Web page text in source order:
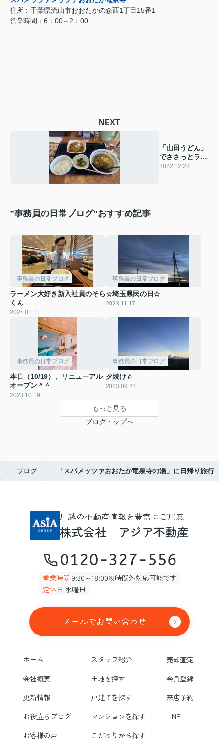
住所：千葉県流山市おおたかの森西1丁目15番1
営業時間：6：00～2：00
NEXT
「山田うどん」
でささっとラン
チ ※2023年1
2022.12.23
”事務員の日常ブログ”おすすめ記事
事務員の日常ブログ
ラーメン大好き新入社員のそら
くん
2024.01.11
事務員の日常ブログ
☆埼玉県民の日☆
2023.11.17
事務員の日常ブログ
本日（10/19）、リニューアル
オープン＾＾
2023.10.19
事務員の日常ブログ
夕焼け☆
2023.09.22
もっと見る
ブログトップへ
ブログ 「スパメッツァおおたか竜泉寺の湯」に日帰り旅行
川越の不動産情報を豊富にご用意
株式会社 アジア不動産
0120-327-556
営業時間 9:30～18:00※時間外対応可能です
定休日 水曜日
メールでお問い合わせ
ホーム スタッフ紹介
売却査定
会社概要
土地を探す
会員登録
更新情報
戸建てを探す
来店予約
お役立ちブログ
マンションを探す
LINE
お客様の声
こだわりから探す